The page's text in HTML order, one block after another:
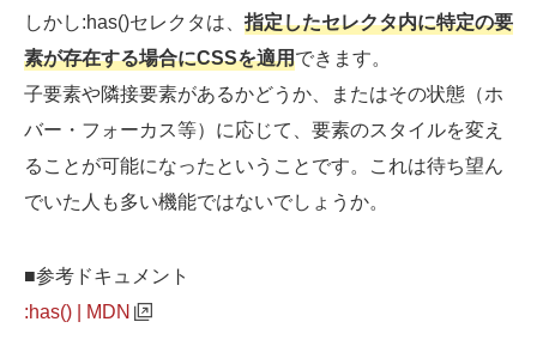
しかし:has()セレクタは、 指定したセレクタ内に特定の要
素が存在する場合にCSSを適用できます。
子要素や隣接要素があるかどうか、またはその状態（ホ
バー・フォーカス等）に応じて、要素のスタイルを変え
ることが可能になったということです。これは待ち望ん
でいた人も多い機能ではないでしょうか。
■参考ドキュメント
:has() | MDN